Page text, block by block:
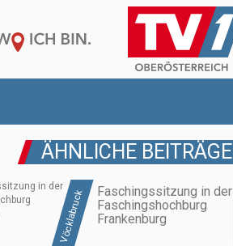
ÄHNLICHE BEITRÄGE
Vöcklabruck
Faschingssitzung in der
Faschingshochburg
Frankenburg